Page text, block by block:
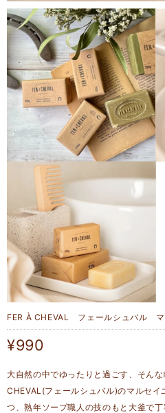
FER À CHEVAL フェールシュバル
¥990
大自然の中でゆったりと過ごす、そん
CHEVAL(フェールシュバル)のマルセ
つ、熟年ソープ職人の技のもと大釜で